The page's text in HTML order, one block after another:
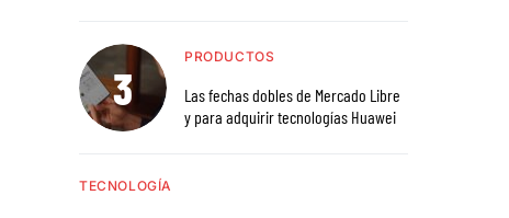
PRODUCTOS
Las fechas dobles de Mercado Libre
y para adquirir tecnologías Huawei
TECNOLOGÍA